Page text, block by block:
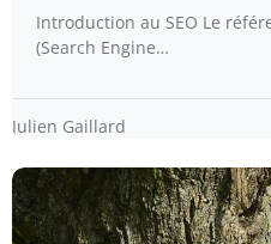
Introduction au SEO Le
(Search Engine…
Julien Gaillard